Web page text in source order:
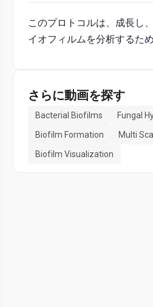
このプロトコルは、成長し
イオフィルムを分析するた
さらに動画を探す
Bacterial Biofilms Fungal
Biofilm Formation
Multi
Biofilm Visualization